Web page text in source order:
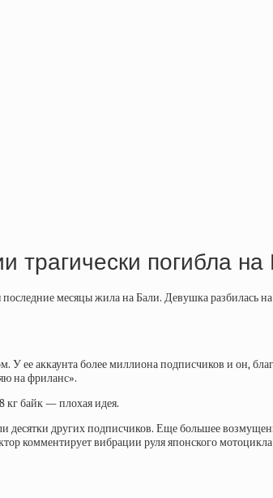
трагически погибла на
месяцы жила на Бали. Девушка разбилась
У ее аккаунта более миллиона подписчиков и он,
на фриланс».
кг байк — плохая идея.
других подписчиков. Еще большее
комментирует вибрации руля японского